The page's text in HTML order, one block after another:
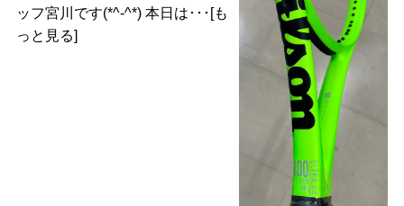
ッフ宮川です(*^-^*) 本日は･･･[も
っと見る]